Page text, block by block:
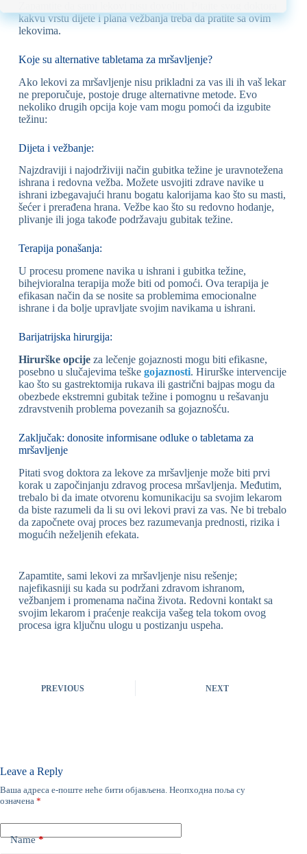
kakvu vrstu dijete i plana vežbanja treba da pratite sa ovim
lekovima.
Koje su alternative tabletama za mršavljenje?
Ako lekovi za mršavljenje nisu prikladni za vas ili ih vaš lekar
ne preporučuje, postoje druge alternativne metode. Evo
nekoliko drugih opcija koje vam mogu pomoći da izgubite
težinu:
Dijeta i vežbanje:
Najzdraviji i najodrživiji način gubitka težine je uravnotežena
ishrana i redovna vežba. Možete usvojiti zdrave navike u
ishrani izbegavajući hranu bogatu kalorijama kao što su masti,
šećer i prerađena hrana. Vežbe kao što su redovno hodanje,
plivanje ili joga takođe podržavaju gubitak težine.
Terapija ponašanja:
U procesu promene navika u ishrani i gubitka težine,
bihejvioralna terapija može biti od pomoći. Ova terapija je
efikasan način da se nosite sa problemima emocionalne
ishrane i da bolje upravljate svojim navikama u ishrani.
Barijatrijska hirurgija:
Hirurške opcijeza lečenje gojaznosti mogu biti efikasne,
posebno u slučajevima teške gojaznosti. Hirurške intervencije
kao što su gastrektomija rukava ili gastrični bajpas mogu da
obezbede ekstremni gubitak težine i pomognu u rešavanju
zdravstvenih problema povezanih sa gojaznošću.
Zaključak: donosite informisane odluke o tabletama za
mršavljenje
Pitati svog doktora za lekove za mršavljenje može biti prvi
korak u započinjanju zdravog procesa mršavljenja. Međutim,
trebalo bi da imate otvorenu komunikaciju sa svojim lekarom
da biste razumeli da li su ovi lekovi pravi za vas. Ne bi trebalo
da započnete ovaj proces bez razumevanja prednosti, rizika i
mogućih neželjenih efekata.
Zapamtite, sami lekovi za mršavljenje nisu rešenje;
najefikasniji su kada su podržani zdravom ishranom,
vežbanjem i promenama načina života. Redovni kontakt sa
svojim lekarom i praćenje reakcija vašeg tela tokom ovog
procesa igra ključnu ulogu u postizanju uspeha.
PREVIOUS NEXT
Leave a Reply
Ваша адреса е-поште неће бити објављена. Неопходна поља су
означена *
Name*